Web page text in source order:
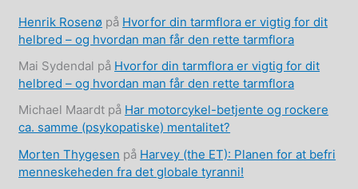
Henrik Rosenø på Hvorfor din tarmflora er vigtig for dit
helbred – og hvordan man får den rette tarmflora
Mai Sydendal på Hvorfor din tarmflora er vigtig for dit
helbred – og hvordan man får den rette tarmflora
Michael Maardt på Har motorcykel-betjente og rockere
ca. samme (psykopatiske) mentalitet?
Morten Thygesen på Harvey (the ET): Planen for at befri
menneskeheden fra det globale tyranni!